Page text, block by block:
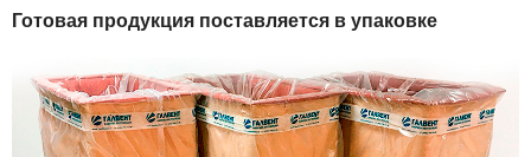
Готовая продукция поставляется в упаковке